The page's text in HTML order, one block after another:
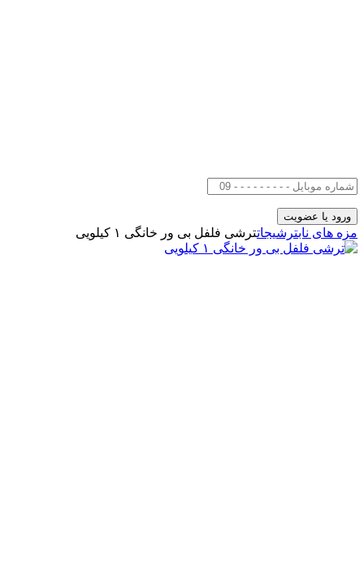
مزه های نابترشیجاتترشی فلفل بی ور خانگی ۱ کیلویی